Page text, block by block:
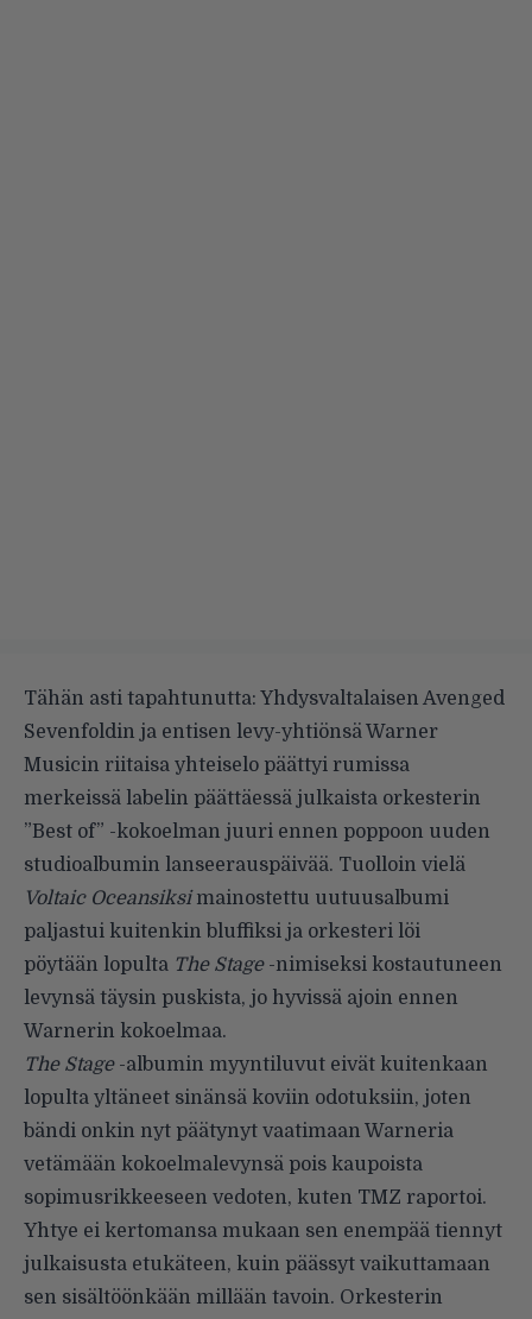
Tähän asti tapahtunutta: Yhdysvaltalaisen Avenged
Sevenfoldin ja entisen levy-yhtiönsä Warner
Musicin riitaisa yhteiselo päättyi rumissa
merkeissä labelin päättäessä julkaista orkesterin
”Best of” -kokoelman juuri ennen poppoon uuden
studioalbumin lanseerauspäivää. Tuolloin vielä
Voltaic Oceansiksimainostettu uutuusalbumi
paljastui kuitenkin bluffiksi ja orkesteri löi
pöytään lopulta The Stage-nimiseksi kostautuneen
levynsä täysin puskista, jo hyvissä ajoin ennen
Warnerin kokoelmaa.
The Stage-albumin myyntiluvut eivät kuitenkaan
lopulta yltäneet sinänsä koviin odotuksiin, joten
bändi onkin nyt päätynyt vaatimaan Warneria
vetämään kokoelmalevynsä pois kaupoista
sopimusrikkeeseen vedoten, kuten TMZ raportoi.
Yhtye ei kertomansa mukaan sen enempää tiennyt
julkaisusta etukäteen, kuin päässyt vaikuttamaan
sen sisältöönkään millään tavoin. Orkesterin